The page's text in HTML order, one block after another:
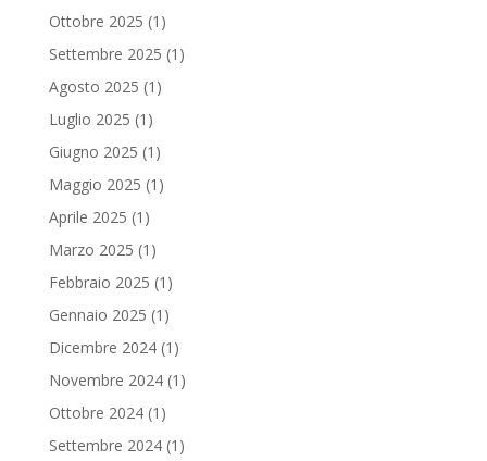
Ottobre 2025 (1)
Settembre 2025 (1)
Agosto 2025 (1)
Luglio 2025 (1)
Giugno 2025 (1)
Maggio 2025 (1)
Aprile 2025 (1)
Marzo 2025 (1)
Febbraio 2025 (1)
Gennaio 2025 (1)
Dicembre 2024(1)
Novembre 2024(1)
Ottobre 2024(1)
Settembre 2024(1)